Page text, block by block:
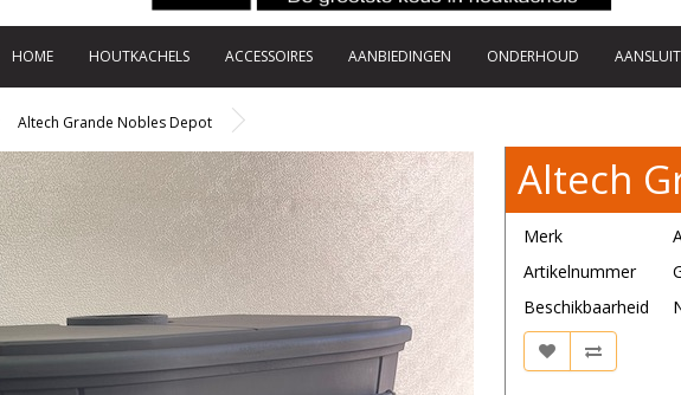
HOME HOUTKACHELS ACCESSOIRES AANBIEDINGEN ONDERHOUD
Altech Grande Nobles Depot
Altech
Merk
Artikelnummer
Beschikbaarheid